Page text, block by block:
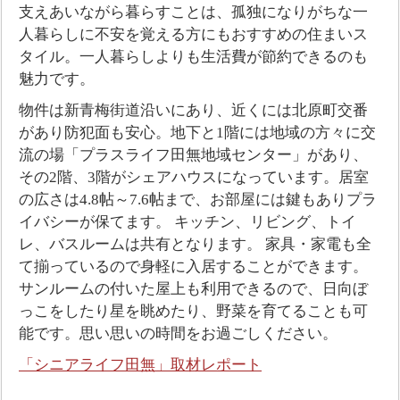
支えあいながら暮らすことは、孤独になりがちな一
人暮らしに不安を覚える方にもおすすめの住まいス
タイル。一人暮らしよりも生活費が節約できるのも
魅力です。
物件は新青梅街道沿いにあり、近くには北原町交番
があり防犯面も安心。地下と1階には地域の方々に交
流の場「プラスライフ田無地域センター」があり、
その2階、3階がシェアハウスになっています。居室
の広さは4.8帖～7.6帖まで、お部屋には鍵もありプラ
イバシーが保てます。 キッチン、リビング、トイ
レ、バスルームは共有となります。 家具・家電も全
て揃っているので身軽に入居することができます。
サンルームの付いた屋上も利用できるので、日向ぼ
っこをしたり星を眺めたり、野菜を育てることも可
能です。思い思いの時間をお過ごしください。
「シニアライフ田無」取材レポート